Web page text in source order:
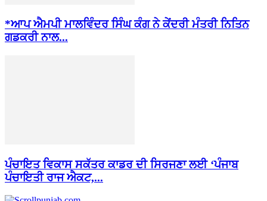
*ਆਪ ਐਮਪੀ ਮਾਲਵਿੰਦਰ ਸਿੰਘ ਕੰਗ ਨੇ ਕੇਂਦਰੀ ਮੰਤਰੀ ਨਿਤਿਨ
ਗਡਕਰੀ ਨਾਲ...
ਪੰਚਾਇਤ ਵਿਕਾਸ ਸਕੱਤਰ ਕਾਡਰ ਦੀ ਸਿਰਜਣਾ ਲਈ ‘ਪੰਜਾਬ
ਪੰਚਾਇਤੀ ਰਾਜ ਐਕਟ,...